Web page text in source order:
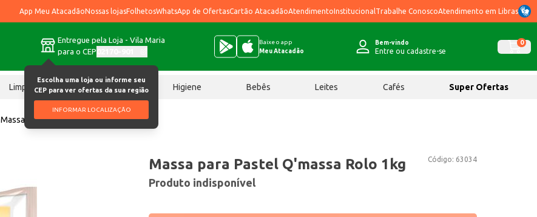
App Meu AtacadãoNossas lojasFolhetosWhatsApp de OfertasCartão AtacadãoAtendimentoInstitucional Trabalhe ConoscoAtendimento em Libras
Entregue pela Loja - Vila Maria
para o CEP
Escolha uma loja ou informe seu
CEP para ver ofertas da sua região
INFORMAR LOCALIZAÇÃO
Baixe o app
Meu Atacadão
Bem-vindo
Entre ou cadastre-se
0
Limpeza Chocolates Higiene Bebês Leites Cafés Super Ofertas
Massa para Pastel Q'massa Rolo 1kg
Código: 63034
Massa para Pastel Q'massa Rolo 1kg
Produto indisponível